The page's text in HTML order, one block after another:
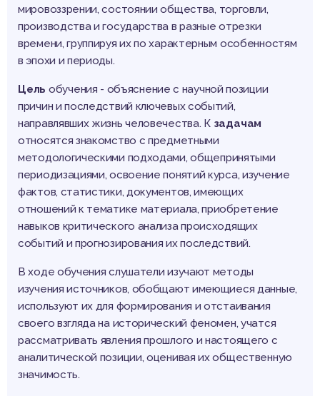
мировоззрении, состоянии общества, торговли,
производства и государства в разные отрезки
времени, группируя их по характерным особенностям
в эпохи и периоды.
Цель обучения - объяснение с научной позиции
причин и последствий ключевых событий,
направлявших жизнь человечества. К задачам
относятся знакомство с предметными
методологическими подходами, общепринятыми
периодизациями, освоение понятий курса, изучение
фактов, статистики, документов, имеющих
отношений к тематике материала, приобретение
навыков критического анализа происходящих
событий и прогнозирования их последствий.
В ходе обучения слушатели изучают методы
изучения источников, обобщают имеющиеся данные,
используют их для формирования и отстаивания
своего взгляда на исторический феномен, учатся
рассматривать явления прошлого и настоящего с
аналитической позиции, оценивая их общественную
значимость.